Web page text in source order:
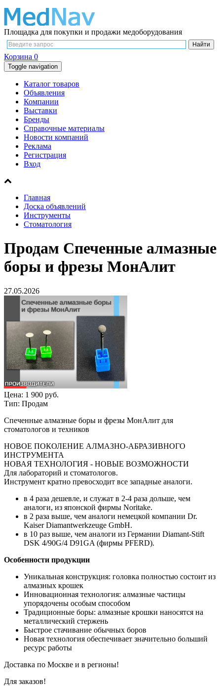
Площадка для покупки и продажи медоборудования
Корзина 0
Toggle navigation
Каталог товаров
Объявления
Компании
Выставки
Бренды
Справочные материалы
Новости компаний
Реклама
Регистрация
Вход
Главная
Доска объявлений
Инструменты
Стоматология
Продам Спеченные алмазные
боры и фрезы МонАлит
27.05.2026
Цена: 1 900 руб.
Тип: Продам
Спеченные алмазные боры и фрезы МонАлит для
стоматологов и техников
НОВОЕ ПОКОЛЕНИЕ АЛМАЗНО-АБРАЗИВНОГО
ИНСТРУМЕНТА
НОВАЯ ТЕХНОЛОГИЯ - НОВЫЕ ВОЗМОЖНОСТИ
Для лабораторий и стоматологов.
Инструмент кратно превосходит все западные аналоги.
в 4 раза дешевле, и служат в 2-4 раза дольше, чем
аналоги, из японской фирмы Noritake.
в 2 раза выше, чем аналоги немецкой компании Dr.
Kaiser Diamantwerkzeuge GmbH.
в 10 раз выше, чем аналоги из Германии Diamant-Stift
DSK 4/90G/4 D91GA (фирмы PFERD).
Особенности продукции
Уникальная конструкция: головка полностью состоит из
алмазных крошек
Инновационная технология: алмазные частицы
упорядочены особым способом
Традиционные боры: алмазные крошки наносятся на
металлический стержень
Быстрое стачивание обычных боров
Новая технология обеспечивает значительно больший
ресурс работы
Доставка по Москве и в регионы!
Для заказов!